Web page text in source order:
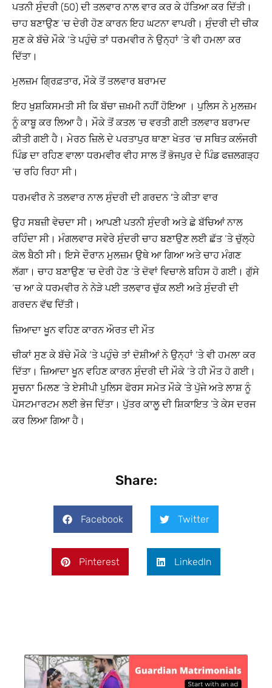
ਪਤਨੀ ਸੁੰਦਰੀ (50) ਦੀ ਤਲਵਾਰ ਨਾਲ ਵਾਰ ਕਰ ਕੇ ਹੱਤਿਆ ਕਰ ਦਿੱਤੀ।
ਚਾਹ ਬਣਾਉਣ ‘ਚ ਦੇਰੀ ਹੋਣ ਕਾਰਨ ਇਹ ਘਟਨਾ ਵਾਪਰੀ। ਸੁੰਦਰੀ ਦੀ ਚੀਕ
ਸੁਣ ਕੇ ਬੱਚੇ ਮੌਕੇ ‘ਤੇ ਪਹੁੰਚੇ ਤਾਂ ਧਰਮਵੀਰ ਨੇ ਉਨ੍ਹਾਂ ‘ਤੇ ਵੀ ਹਮਲਾ ਕਰ
ਦਿੱਤਾ।
ਮੁਲਜ਼ਮ ਗ੍ਰਿਫ਼ਤਾਰ, ਮੌਕੇ ਤੋਂ ਤਲਵਾਰ ਬਰਾਮਦ
ਇਹ ਖੁਸ਼ਕਿਸਮਤੀ ਸੀ ਕਿ ਬੱਚਾ ਜ਼ਖ਼ਮੀ ਨਹੀਂ ਹੋਇਆ । ਪੁਲਿਸ ਨੇ ਮੁਲਜ਼ਮ
ਨੂੰ ਕਾਬੂ ਕਰ ਲਿਆ ਹੈ। ਮੌਕੇ ਤੋਂ ਕਤਲ ‘ਚ ਵਰਤੀ ਗਈ ਤਲਵਾਰ ਬਰਾਮਦ
ਕੀਤੀ ਗਈ ਹੈ। ਮੇਰਠ ਜ਼ਿਲੇ ਦੇ ਪਰਤਾਪੁਰ ਥਾਣਾ ਖੇਤਰ ‘ਚ ਸਥਿਤ ਕਲੰਜਰੀ
ਪਿੰਡ ਦਾ ਰਹਿਣ ਵਾਲਾ ਧਰਮਵੀਰ ਵੀਹ ਸਾਲ ਤੋਂ ਭੋਜਪੁਰ ਦੇ ਪਿੰਡ ਫਜ਼ਲਗੜ੍ਹ
‘ਚ ਰਹਿ ਰਿਹਾ ਸੀ।
ਧਰਮਵੀਰ ਨੇ ਤਲਵਾਰ ਨਾਲ ਸੁੰਦਰੀ ਦੀ ਗਰਦਨ ‘ਤੇ ਕੀਤਾ ਵਾਰ
ਉਹ ਸਬਜ਼ੀ ਵੇਚਦਾ ਸੀ। ਆਪਣੀ ਪਤਨੀ ਸੁੰਦਰੀ ਅਤੇ ਛੇ ਬੱਚਿਆਂ ਨਾਲ
ਰਹਿੰਦਾ ਸੀ। ਮੰਗਲਵਾਰ ਸਵੇਰੇ ਸੁੰਦਰੀ ਚਾਹ ਬਣਾਉਣ ਲਈ ਛੱਤ ‘ਤੇ ਚੁੱਲ੍ਹੇ
ਕੋਲ ਬੈਠੀ ਸੀ। ਇਸੇ ਦੌਰਾਨ ਮੁਲਜ਼ਮ ਉਥੇ ਆ ਗਿਆ ਅਤੇ ਚਾਹ ਮੰਗਣ
ਲੱਗਾ। ਚਾਹ ਬਣਾਉਣ ‘ਚ ਦੇਰੀ ਹੋਣ ‘ਤੇ ਦੋਵਾਂ ਵਿਚਾਲੇ ਬਹਿਸ ਹੋ ਗਈ। ਗੁੱਸੇ
‘ਚ ਆ ਕੇ ਧਰਮਵੀਰ ਨੇ ਨੇੜੇ ਪਈ ਤਲਵਾਰ ਚੁੱਕ ਲਈ ਅਤੇ ਸੁੰਦਰੀ ਦੀ
ਗਰਦਨ ਵੱਢ ਦਿੱਤੀ।
ਜ਼ਿਆਦਾ ਖੂਨ ਵਹਿਣ ਕਾਰਨ ਔਰਤ ਦੀ ਮੌਤ
ਚੀਕਾਂ ਸੁਣ ਕੇ ਬੱਚੇ ਮੌਕੇ ‘ਤੇ ਪਹੁੰਚੇ ਤਾਂ ਦੋਸ਼ੀਆਂ ਨੇ ਉਨ੍ਹਾਂ ‘ਤੇ ਵੀ ਹਮਲਾ ਕਰ
ਦਿੱਤਾ। ਜ਼ਿਆਦਾ ਖੂਨ ਵਹਿਣ ਕਾਰਨ ਸੁੰਦਰੀ ਦੀ ਮੌਕੇ ‘ਤੇ ਹੀ ਮੌਤ ਹੋ ਗਈ।
ਸੂਚਨਾ ਮਿਲਣ ’ਤੇ ਏਸੀਪੀ ਪੁਲਿਸ ਫੋਰਸ ਸਮੇਤ ਮੌਕੇ ’ਤੇ ਪੁੱਜੇ ਅਤੇ ਲਾਸ਼ ਨੂੰ
ਪੋਸਟਮਾਰਟਮ ਲਈ ਭੇਜ ਦਿੱਤਾ। ਪੁੱਤਰ ਕਾਲੂ ਦੀ ਸ਼ਿਕਾਇਤ ’ਤੇ ਕੇਸ ਦਰਜ
ਕਰ ਲਿਆ ਗਿਆ ਹੈ।
Share:
Facebook Twitter
Pinterest LinkedIn